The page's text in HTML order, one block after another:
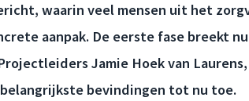
waarin veel mensen uit het
aanpak. De eerste fase breekt
Jamie Hoek van Laurens,
bevindingen tot nu toe.